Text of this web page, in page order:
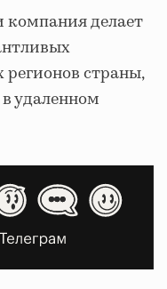
компания делает
страны,
удаленном